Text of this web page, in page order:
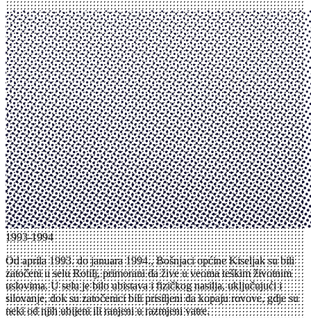
1993-1994
Od aprila 1993. do januara 1994., Bošnjaci općine Kiseljak su bili
zatočeni u selu Rotilj, primorani da žive u veoma teškim životnim
uslovima. U selu je bilo ubistava i fizičkog nasilja, uključujući i
silovanje, dok su zatočenici bili prisiljeni da kopaju rovove, gdje su
neki od njih ubijeni ili ranjeni u razmjeni vatre.